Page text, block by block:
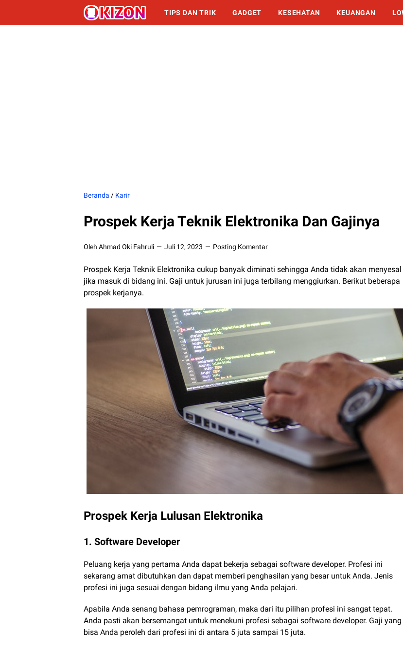
TIPS DAN TRIK GADGET KESEHATAN KEUANGAN
Beranda / Karir
Prospek Kerja Teknik Elektronika Dan Gajinya
Oleh Ahmad Oki Fahruli Juli 12, 2023 Posting Komentar
Prospek Kerja Teknik Elektronika cukup banyak diminati sehingga Anda tidak akan menyesal
jika masuk di bidang ini. Gaji untuk jurusan ini juga terbilang menggiurkan. Berikut beberapa
prospek kerjanya.
Prospek Kerja Lulusan Elektronika
1. Software Developer
Peluang kerja yang pertama Anda dapat bekerja sebagai software developer. Profesi ini
sekarang amat dibutuhkan dan dapat memberi penghasilan yang besar untuk Anda. Jenis
profesi ini juga sesuai dengan bidang ilmu yang Anda pelajari.
Apabila Anda senang bahasa pemrograman, maka dari itu pilihan profesi ini sangat tepat.
Anda pasti akan bersemangat untuk menekuni profesi sebagai software developer. Gaji yang
bisa Anda peroleh dari profesi ini di antara 5 juta sampai 15 juta.